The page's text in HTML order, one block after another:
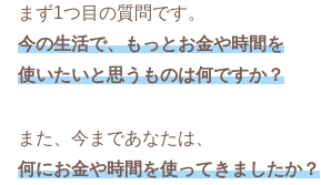
まず1つ目の質問です。
今の生活で、もっとお金や時間を
使いたいと思うものは何ですか？
また、今まであなたは、
何にお金や時間を使ってきましたか？